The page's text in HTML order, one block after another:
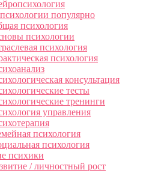
популярно
психология
психологии
психология
психология
консультация
тесты
тренинги
управления
психология
психология
психики
/ личностный рост